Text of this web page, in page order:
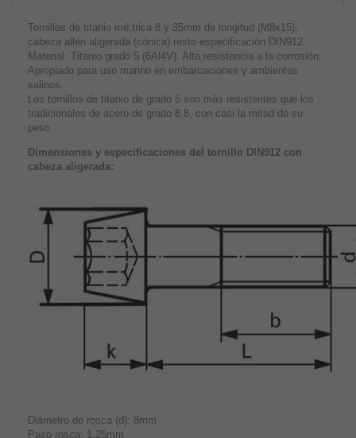
Tornillos de titanio mé;trica 8 y 35mm de longitud (M8x15),
cabeza allen aligerada (cónica) resto especificación DIN912.
Material: Titanio grado 5 (6Al4V). Alta resistencia a la corrosión.
Apropiado para uso marino en embarcaciones y ambientes
salinos.
Los tornillos de titanio de grado 5 son más resistentes que los
tradicionales de acero de grado 8.8, con casi la mitad de su
peso.
Dimensiones y especificaciones del tornillo DIN912 con
cabeza aligerada:
Diámetro de rosca (d): 8mm
Paso rosca: 1,25mm